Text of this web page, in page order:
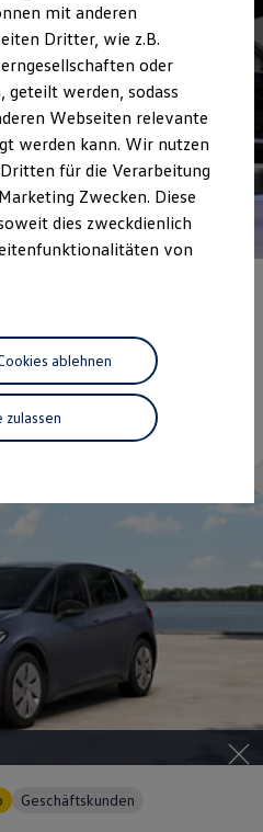
Flüssigkeiten
Unfallhilfe
und Elektronik
Modell finden
Login und Shop
verbinden
Karten und Radio
aber kein
Geschäftskunden
mit anderen
Dritter, wie z.B.
oder
geteilt werden, sodass
Webseiten relevante
werden kann. Wir nutzen
für die Verarbeitung
Zwecken. Diese
dies zweckdienlich
von
zulassen
ablehnen